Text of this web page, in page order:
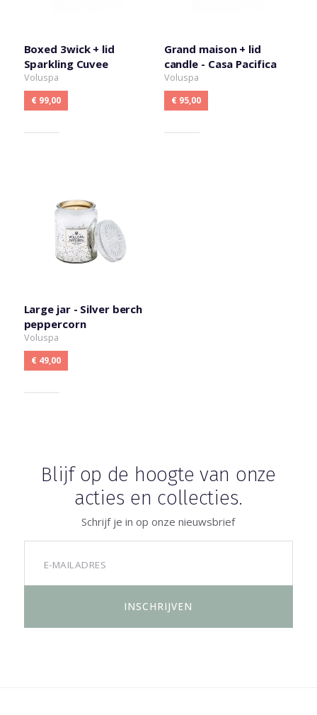
Boxed 3wick + lid
Sparkling Cuvee
Voluspa
€ 99,00
Grand maison + lid
candle - Casa Pacifica
Voluspa
€ 95,00
Large jar - Silver berch
peppercorn
Voluspa
€ 49,00
Blijf op de hoogte van onze
acties en collecties.
Schrijf je in op onze nieuwsbrief